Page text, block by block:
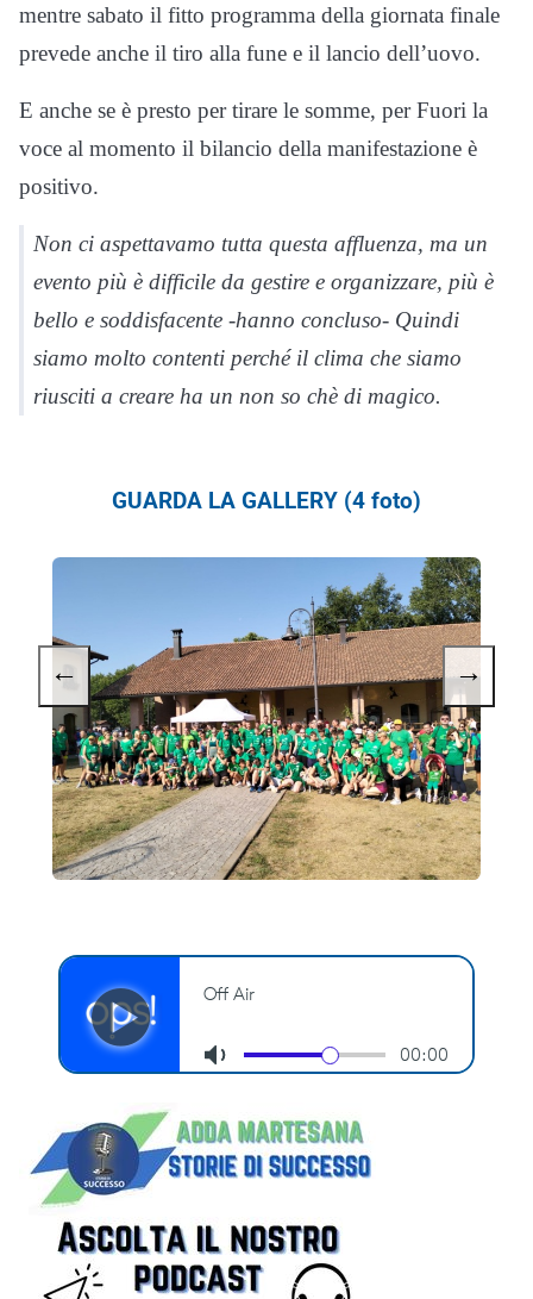
mentre sabato il fitto programma della giornata finale
prevede anche il tiro alla fune e il lancio dell’uovo.
E anche se è presto per tirare le somme, per Fuori la
voce al momento il bilancio della manifestazione è
positivo.
Non ci aspettavamo tutta questa affluenza, ma un
evento più è difficile da gestire e organizzare, più è
bello e soddisfacente -hanno concluso- Quindi
siamo molto contenti perché il clima che siamo
riusciti a creare ha un non so chè di magico.
GUARDA LA GALLERY (4 foto)
← →